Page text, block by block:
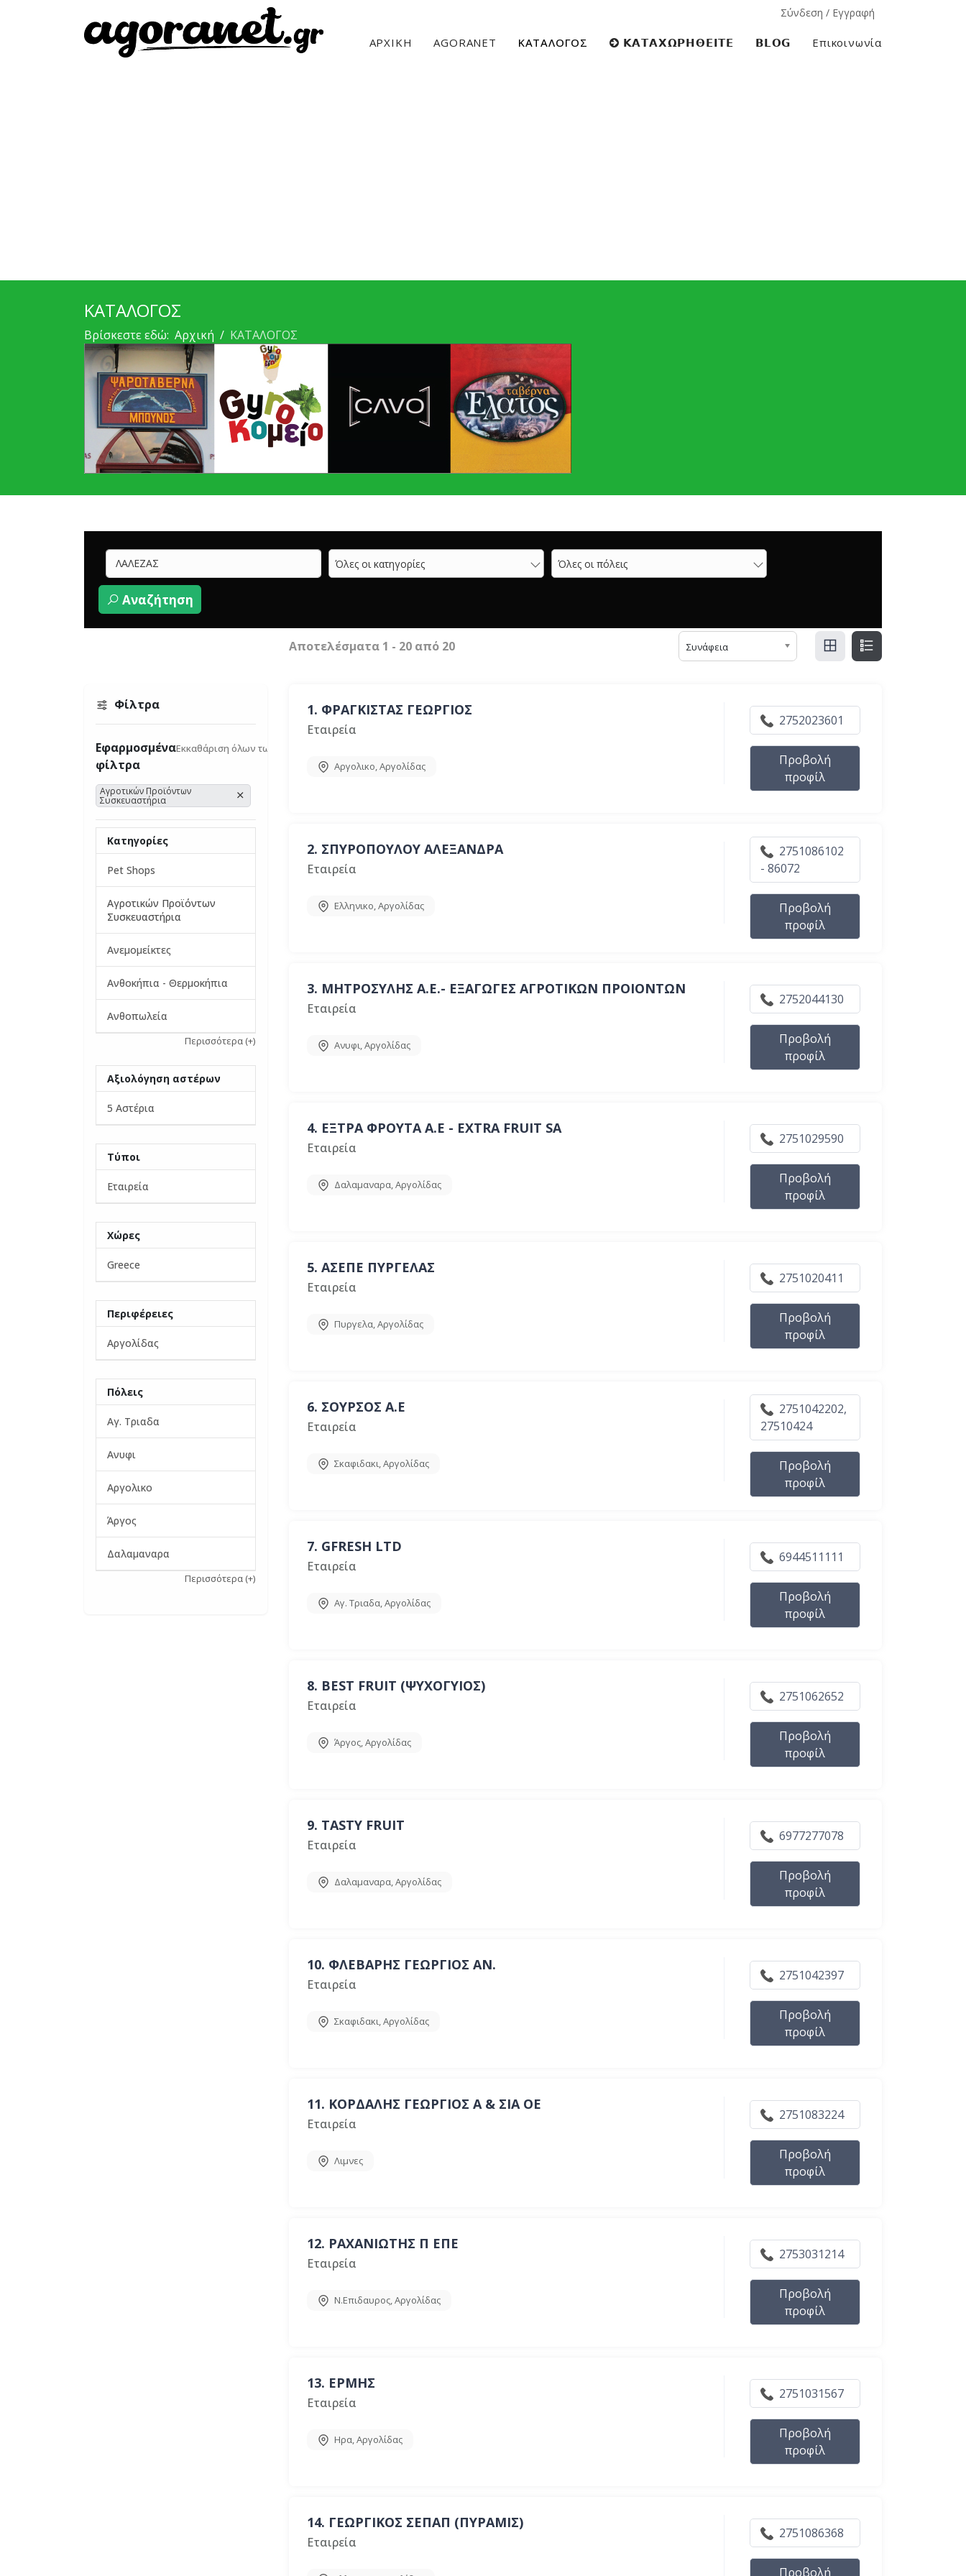
Σύνδεση / Εγγραφή
ΑΡΧΙΚΗ AGORANET ΚΑΤΑΛΟΓΟΣ 𝝟𝝖𝝩𝝖𝝬𝝮𝝦𝝜𝝝𝝚𝝞𝝩𝝚 𝗕𝗟𝗢𝗚 Επικοινωνία
ΚΑΤΑΛΟΓΟΣ
Βρίσκεστε εδώ: Αρχική ΚΑΤΑΛΟΓΟΣ
Όλες οι κατηγορίες Όλες οι πόλεις
Αναζήτηση
Αποτελέσματα 1 - 20 από 20 Συνάφεια
Φίλτρα
Εφαρμοσμένα
φίλτρα
Εκκαθάριση όλων των φίλτρων
Αγροτικών Προϊόντων
Συσκευαστήρια
Κατηγορίες
Pet Shops
Αγροτικών Προϊόντων
Συσκευαστήρια
Ανεμομείκτες
Ανθοκήπια - Θερμοκήπια
Ανθοπωλεία
Περισσότερα (+)
Αξιολόγηση αστέρων
5 Αστέρια
Τύποι
Εταιρεία
Χώρες
Greece
Περιφέρειες
Αργολίδας
Πόλεις
Αγ. Τριαδα
Ανυφι
Αργολικο
Άργος
Δαλαμαναρα
Περισσότερα (+)
1. ΦΡΑΓΚΙΣΤΑΣ ΓΕΩΡΓΙΟΣ
Εταιρεία
Αργολικο,Αργολίδας
2752023601
Προβολή
προφίλ
2. ΣΠΥΡΟΠΟΥΛΟΥ ΑΛΕΞΑΝΔΡΑ
Εταιρεία
Ελληνικο,Αργολίδας
2751086102
- 86072
Προβολή
προφίλ
3. ΜΗΤΡΟΣΥΛΗΣ Α.Ε.- ΕΞΑΓΩΓΕΣ ΑΓΡΟΤΙΚΩΝ ΠΡΟΙΟΝΤΩΝ
Εταιρεία
Ανυφι,Αργολίδας
2752044130
Προβολή
προφίλ
4. ΕΞΤΡΑ ΦΡΟΥΤΑ Α.Ε - EXTRA FRUIT SA
Εταιρεία
Δαλαμαναρα,Αργολίδας
2751029590
Προβολή
προφίλ
5. ΑΣΕΠΕ ΠΥΡΓΕΛΑΣ
Εταιρεία
Πυργελα,Αργολίδας
2751020411
Προβολή
προφίλ
6. ΣΟΥΡΣΟΣ Α.Ε
Εταιρεία
Σκαφιδακι,Αργολίδας
2751042202,
27510424
Προβολή
προφίλ
7. GFRESH LTD
Εταιρεία
Αγ. Τριαδα,Αργολίδας
6944511111
Προβολή
προφίλ
8. BEST FRUIT (ΨΥΧΟΓΥΙΟΣ)
Εταιρεία
Άργος,Αργολίδας
2751062652
Προβολή
προφίλ
9. TASTY FRUIT
Εταιρεία
Δαλαμαναρα,Αργολίδας
6977277078
Προβολή
προφίλ
10. ΦΛΕΒΑΡΗΣ ΓΕΩΡΓΙΟΣ ΑΝ.
Εταιρεία
Σκαφιδακι,Αργολίδας
2751042397
Προβολή
προφίλ
11. ΚΟΡΔΑΛΗΣ ΓΕΩΡΓΙΟΣ Α & ΣΙΑ ΟΕ
Εταιρεία
Λιμνες
2751083224
Προβολή
προφίλ
12. ΡΑΧΑΝΙΩΤΗΣ Π ΕΠΕ
Εταιρεία
Ν.Επιδαυρος,Αργολίδας
2753031214
Προβολή
προφίλ
13. ΕΡΜΗΣ
Εταιρεία
Ηρα,Αργολίδας
2751031567
Προβολή
προφίλ
14. ΓΕΩΡΓΙΚΟΣ ΣΕΠΑΠ (ΠΥΡΑΜΙΣ)
Εταιρεία
2751086368
Προβολή